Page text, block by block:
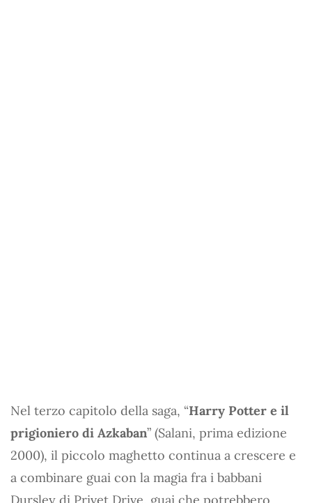
Nel terzo capitolo della saga, “Harry Potter e il
prigioniero di Azkaban” (Salani, prima edizione
2000), il piccolo maghetto continua a crescere e
a combinare guai con la magia fra i babbani